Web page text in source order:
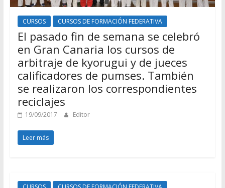
CURSOS CURSOS DE FORMACIÓN FEDERATIVA
El pasado fin de semana se celebró
en Gran Canaria los cursos de
arbitraje de kyorugui y de jueces
calificadores de pumses. También
se realizaron los correspondientes
reciclajes
19/09/2017 Editor
Leer más